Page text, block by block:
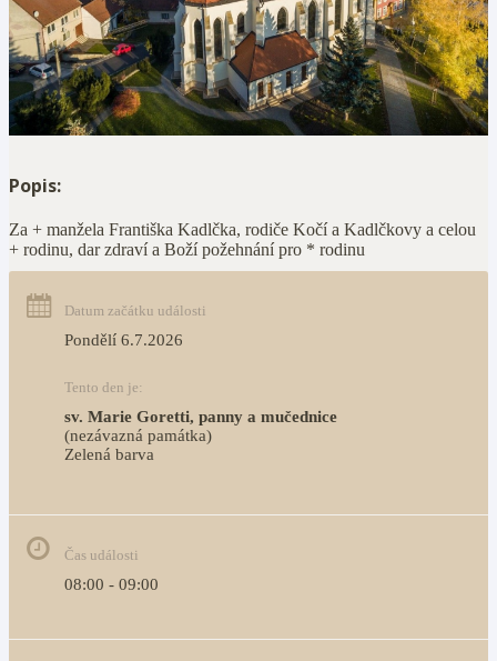
Popis:
Za + manžela Františka Kadlčka, rodiče Kočí a Kadlčkovy a celou
+ rodinu, dar zdraví a Boží požehnání pro * rodinu
Datum začátku události
Pondělí 6.7.2026
Tento den je:
sv. Marie Goretti, panny a mučednice
(nezávazná památka)
Zelená barva
Čas události
08:00 - 09:00